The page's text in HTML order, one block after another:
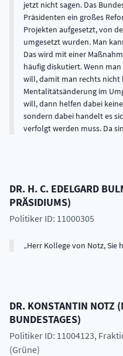
jetzt nicht sagen. Das
Präsidenten ein großes
Projekten aufgesetzt, von
umgesetzt wurden. Man
Das wird mit einer
häufig diskutiert. Wenn
will, damit man rechts nicht
Mentalitätsänderung im
will, dann helfen dabei
sondern dabei handelt es
verfolgt werden muss. Da
DR. H. C. EDELGARD
PRÄSIDIUMS)
Politiker ID: 11000305
Herr Kollege von Notz, Sie
DR. KONSTANTIN NOTZ (
BUNDESTAGES)
Politiker ID: 11004123,
(Grüne)